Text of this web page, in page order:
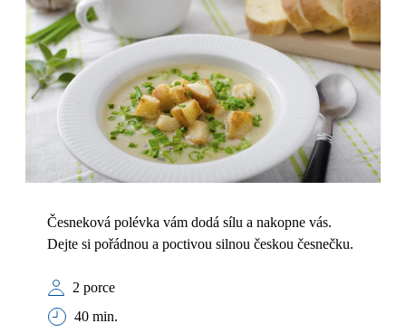
Česneková polévka vám dodá sílu a nakopne vás.
Dejte si pořádnou a poctivou silnou českou česnečku.
2 porce
40 min.